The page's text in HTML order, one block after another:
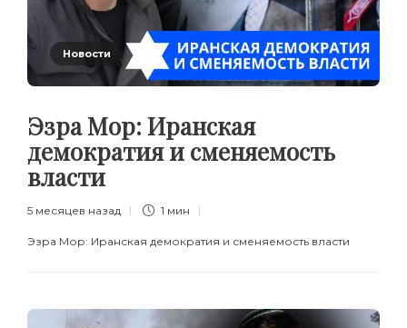
Новости
Эзра Мор: Иранская
демократия и сменяемость
власти
5 месяцев назад 1 мин
Эзра Мор: Иранская демократия и сменяемость власти